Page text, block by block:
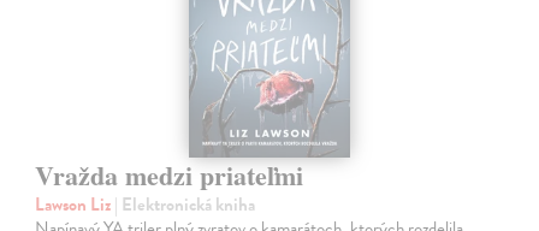
Vražda medzi priateľmi
Lawson Liz| Elektronická kniha